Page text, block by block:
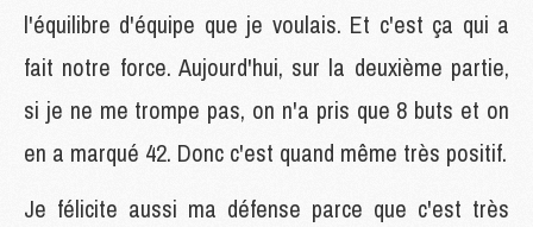
l'équilibre d'équipe que je voulais. Et c'est ça qui a
fait notre force. Aujourd'hui, sur la deuxième partie,
si je ne me trompe pas, on n'a pris que 8 buts et on
en a marqué 42. Donc c'est quand même très positif.
Je félicite aussi ma défense parce que c'est très